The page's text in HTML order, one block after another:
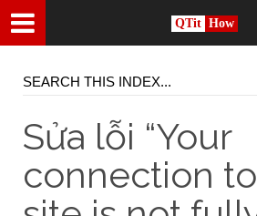
QTit How
Sửa lỗi “Your
connection